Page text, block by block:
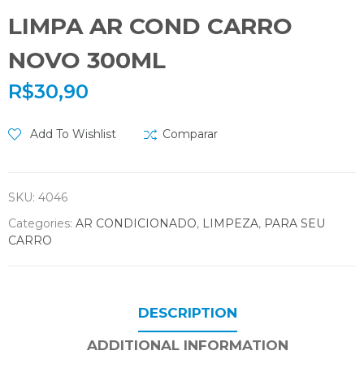
LIMPA AR COND CARRO
NOVO 300ML
R$30,90
Add To Wishlist Comparar
SKU: 4046
Categories: AR CONDICIONADO, LIMPEZA, PARA SEU
CARRO
DESCRIPTION
ADDITIONAL INFORMATION